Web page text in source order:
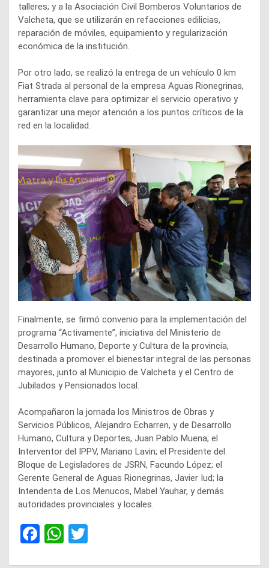
talleres; y a la Asociación Civil Bomberos Voluntarios de
Valcheta, que se utilizarán en refacciones edilicias,
reparación de móviles, equipamiento y regularización
económica de la institución.
Por otro lado, se realizó la entrega de un vehículo 0 km
Fiat Strada al personal de la empresa Aguas Rionegrinas,
herramienta clave para optimizar el servicio operativo y
garantizar una mejor atención a los puntos críticos de la
red en la localidad.
Finalmente, se firmó convenio para la implementación del
programa “Activamente”, iniciativa del Ministerio de
Desarrollo Humano, Deporte y Cultura de la provincia,
destinada a promover el bienestar integral de las personas
mayores, junto al Municipio de Valcheta y el Centro de
Jubilados y Pensionados local.
Acompañaron la jornada los Ministros de Obras y
Servicios Públicos, Alejandro Echarren, y de Desarrollo
Humano, Cultura y Deportes, Juan Pablo Muena; el
Interventor del IPPV, Mariano Lavin; el Presidente del
Bloque de Legisladores de JSRN, Facundo López; el
Gerente General de Aguas Rionegrinas, Javier Iud; la
Intendenta de Los Menucos, Mabel Yauhar, y demás
autoridades provinciales y locales.
F
W